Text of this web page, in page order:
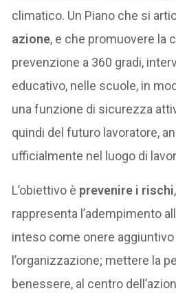
climatico. Un Piano che si
azione, e che promuovere la
prevenzione a 360 gradi,
educativo, nelle scuole, in
una funzione di sicurezza
quindi del futuro lavoratore,
ufficialmente nel luogo di
L’obiettivo è prevenire i rischi
rappresenta l’adempimento
inteso come onere
l’organizzazione; mettere la
benessere, al centro